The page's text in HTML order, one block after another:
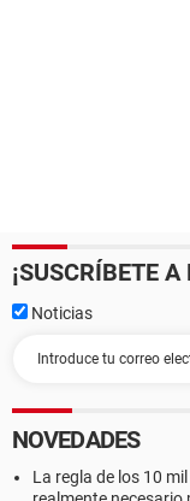
¡SUSCRÍBETE
Noticias
NOVEDADES
La regla de los 10